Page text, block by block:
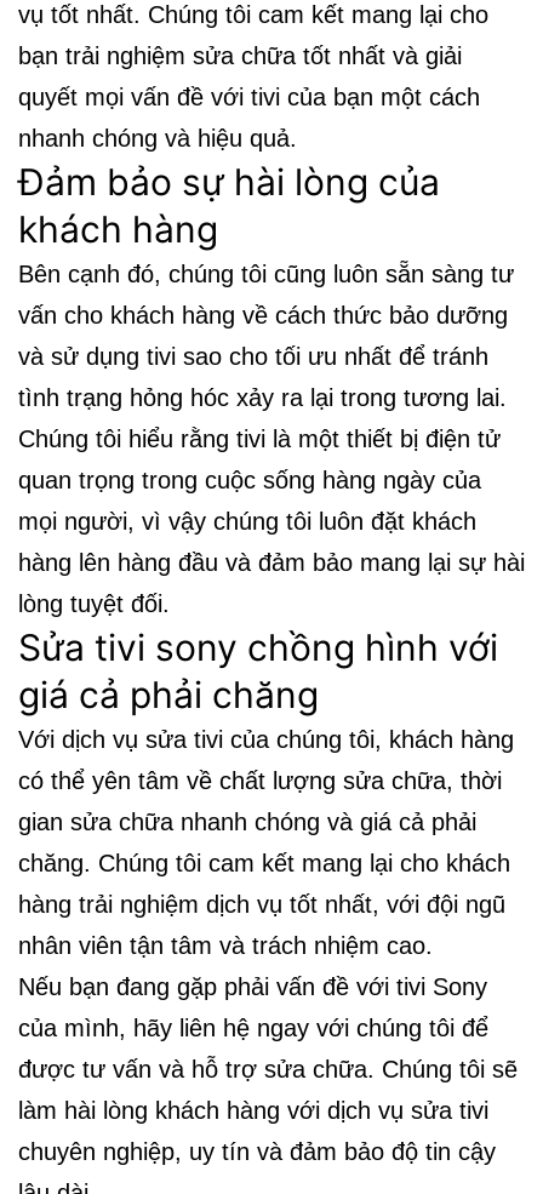
vụ tốt nhất. Chúng tôi cam kết mang lại cho
bạn trải nghiệm sửa chữa tốt nhất và giải
quyết mọi vấn đề với tivi của bạn một cách
nhanh chóng và hiệu quả.
Đảm bảo sự hài lòng của
khách hàng
Bên cạnh đó, chúng tôi cũng luôn sẵn sàng tư
vấn cho khách hàng về cách thức bảo dưỡng
và sử dụng tivi sao cho tối ưu nhất để tránh
tình trạng hỏng hóc xảy ra lại trong tương lai.
Chúng tôi hiểu rằng tivi là một thiết bị điện tử
quan trọng trong cuộc sống hàng ngày của
mọi người, vì vậy chúng tôi luôn đặt khách
hàng lên hàng đầu và đảm bảo mang lại sự hài
lòng tuyệt đối.
Sửa tivi sony chồng hình với
giá cả phải chăng
Với dịch vụ sửa tivi của chúng tôi, khách hàng
có thể yên tâm về chất lượng sửa chữa, thời
gian sửa chữa nhanh chóng và giá cả phải
chăng. Chúng tôi cam kết mang lại cho khách
hàng trải nghiệm dịch vụ tốt nhất, với đội ngũ
nhân viên tận tâm và trách nhiệm cao.
Nếu bạn đang gặp phải vấn đề với tivi Sony
của mình, hãy liên hệ ngay với chúng tôi để
được tư vấn và hỗ trợ sửa chữa. Chúng tôi sẽ
làm hài lòng khách hàng với dịch vụ sửa tivi
chuyên nghiệp, uy tín và đảm bảo độ tin cậy